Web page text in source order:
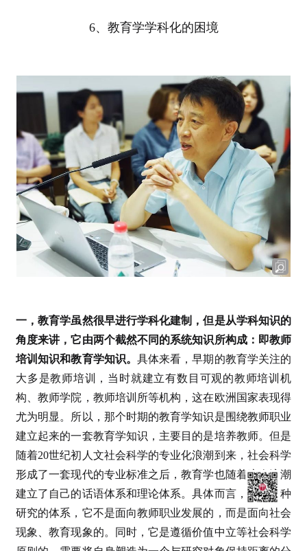
6、教育学学科化的困境
一，教育学虽然很早进行学科化建制，但是从学科知识的
角度来讲，它由两个截然不同的系统知识所构成：即教师
培训知识和教育学知识。 具体来看，早期的教育学关注的
大多是教师培训，当时就建立有数目可观的教师培训机
构、教师学院，教师培训所等机构，这在欧洲国家表现得
尤为明显。所以，那个时期的教育学知识是围绕教师职业
建立起来的一套教育学知识，主要目的是培养教师。但是
随着20世纪初人文社会科学的专业化浪潮到来，社会科学
形成了一套现代的专业标准之后，教育学也随着这次浪潮
建立了自己的话语体系和理论体系。具体而言，它是一种
研究的体系，它不是面向教师职业发展的，而是面向社会
现象、教育现象的。同时，它是遵循价值中立等社会科学